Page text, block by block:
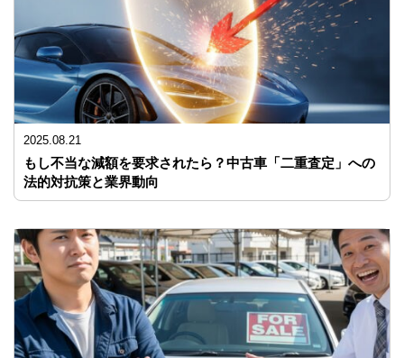
2025.08.21
もし不当な減額を要求されたら？中古車「二重査定」への
法的対抗策と業界動向